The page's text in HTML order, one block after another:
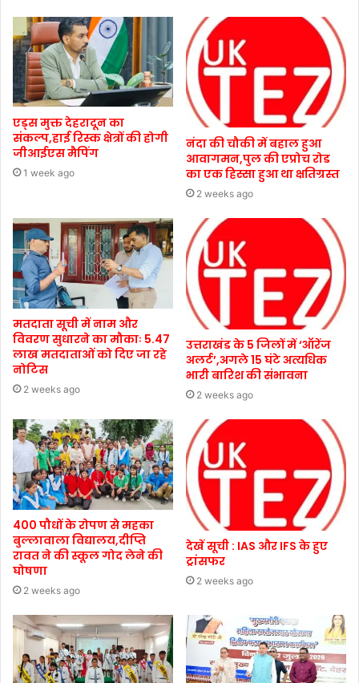
एड्स मुक्त देहरादून का
संकल्प,हाई रिस्क क्षेत्रों की होगी
जीआईएस मैपिंग
1 week ago
नंदा की चौकी में बहाल हुआ
आवागमन,पुल की एप्रोच रोड
का एक हिस्सा हुआ था क्षतिग्रस्त
2 weeks ago
मतदाता सूची में नाम और
विवरण सुधारने का मौकाः 5.47
लाख मतदाताओं को दिए जा रहे
नोटिस
2 weeks ago
उत्तराखंड के 5 जिलों में ‘ऑरेंज
अलर्ट’,अगले 15 घंटे अत्यधिक
भारी बारिश की संभावना
2 weeks ago
400 पौधों के रोपण से महका
बुल्लावाला विद्यालय,दीप्ति
रावत ने की स्कूल गोद लेने की
घोषणा
2 weeks ago
देखें सूची : IAS और IFS के हुए
ट्रांसफर
2 weeks ago